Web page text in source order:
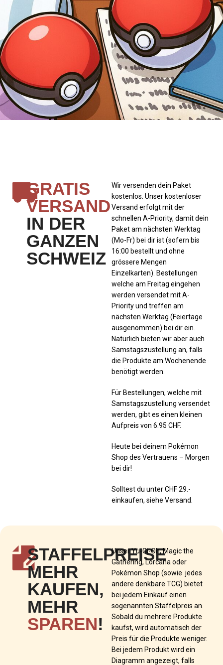
GRATIS
VERSAND
IN DER
GANZEN
SCHWEIZ
Wir versenden dein Paket
kostenlos. Unser kostenloser
Versand erfolgt mit der
schnellen A-Priority, damit dein
Paket am nächsten Werktag
(Mo-Fr) bei dir ist (sofern bis
16:00 bestellt und ohne
grössere Mengen
Einzelkarten). Bestellungen
welche am Freitag eingehen
werden versendet mit A-
Priority und treffen am
nächsten Werktag (Feiertage
ausgenommen) bei dir ein.
Natürlich bieten wir aber auch
Samstagszustellung an, falls
die Produkte am Wochenende
benötigt werden.
Für Bestellungen, welche mit
Samstagszustellung versendet
werden, gibt es einen kleinen
Aufpreis von 6.95 CHF.
Heute bei deinem Pokémon
Shop des Vertrauens – Morgen
bei dir!
Solltest du unter CHF 29.-
einkaufen, siehe Versand.
STAFFELPREISE
MEHR
KAUFEN,
MEHR
SPAREN!
Unser Yu-Gi-Oh, Magic the
Gathering, Lorcana oder
Pokémon Shop (sowie jedes
andere denkbare TCG) bietet
bei jedem Einkauf einen
sogenannten Staffelpreis an.
Sobald du mehrere Produkte
kaufst, wird automatisch der
Preis für die Produkte weniger.
Bei jedem Produkt wird ein
Diagramm angezeigt, falls